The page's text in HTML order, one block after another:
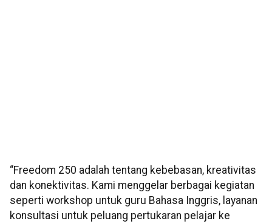
“Freedom 250 adalah tentang kebebasan, kreativitas
dan konektivitas. Kami menggelar berbagai kegiatan
seperti workshop untuk guru Bahasa Inggris, layanan
konsultasi untuk peluang pertukaran pelajar ke